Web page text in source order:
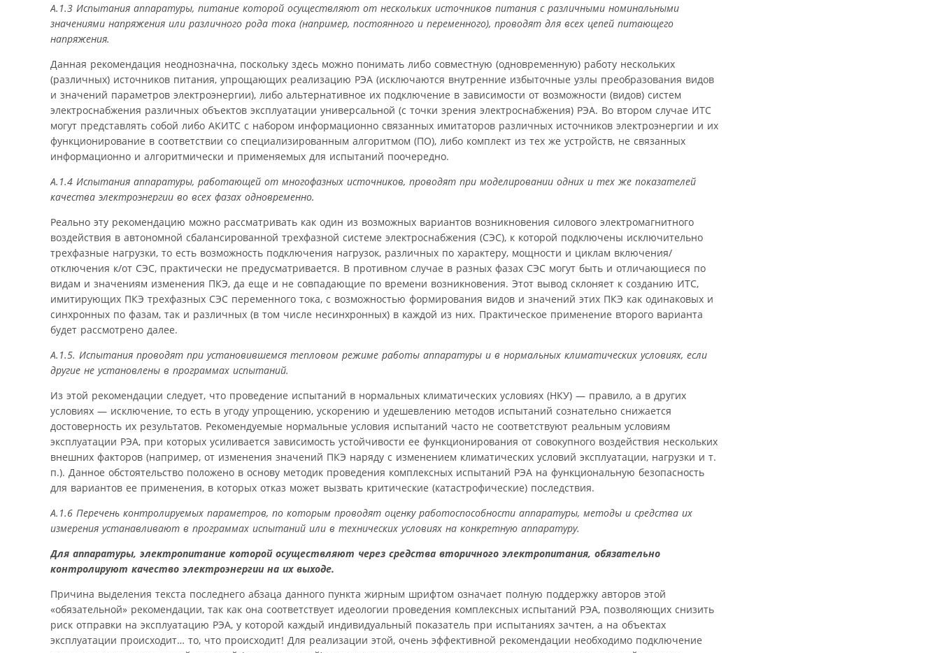
А.1.3 Испытания аппаратуры, питание которой осуществляют от нескольких источников питания с различными номинальными
значениями напряжения или различного рода тока (например, постоянного и переменного), проводят для всех цепей питающего
напряжения.
Данная рекомендация неоднозначна, поскольку здесь можно понимать либо совместную (одновременную) работу нескольких
(различных) источников питания, упрощающих реализацию РЭА (исключаются внутренние избыточные узлы преобразования видов
и значений параметров электроэнергии), либо альтернативное их подключение в зависимости от возможности (видов) систем
электроснабжения различных объектов эксплуатации универсальной (с точки зрения электроснабжения) РЭА. Во втором случае ИТС
могут представлять собой либо АКИТС с набором информационно связанных имитаторов различных источников электроэнергии и их
функционирование в соответствии со специализированным алгоритмом (ПО), либо комплект из тех же устройств, не связанных
информационно и алгоритмически и применяемых для испытаний поочередно.
А.1.4 Испытания аппаратуры, работающей от многофазных источников, проводят при моделировании одних и тех же показателей
качества электроэнергии во всех фазах одновременно.
Реально эту рекомендацию можно рассматривать как один из возможных вариантов возникновения силового электромагнитного
воздействия в автономной сбалансированной трехфазной системе электроснабжения (СЭС), к которой подключены исключительно
трехфазные нагрузки, то есть возможность подключения нагрузок, различных по характеру, мощности и циклам включения/
отключения к/от СЭС, практически не предусматривается. В противном случае в разных фазах СЭС могут быть и отличающиеся по
видам и значениям изменения ПКЭ, да еще и не совпадающие по времени возникновения. Этот вывод склоняет к созданию ИТС,
имитирующих ПКЭ трехфазных СЭС переменного тока, с возможностью формирования видов и значений этих ПКЭ как одинаковых и
синхронных по фазам, так и различных (в том числе несинхронных) в каждой из них. Практическое применение второго варианта
будет рассмотрено далее.
А.1.5. Испытания проводят при установившемся тепловом режиме работы аппаратуры и в нормальных климатических условиях, если
другие не установлены в программах испытаний.
Из этой рекомендации следует, что проведение испытаний в нормальных климатических условиях (НКУ) — правило, а в других
условиях — исключение, то есть в угоду упрощению, ускорению и удешевлению методов испытаний сознательно снижается
достоверность их результатов. Рекомендуемые нормальные условия испытаний часто не соответствуют реальным условиям
эксплуатации РЭА, при которых усиливается зависимость устойчивости ее функционирования от совокупного воздействия нескольких
внешних факторов (например, от изменения значений ПКЭ наряду с изменением климатических условий эксплуатации, нагрузки и т.
п.). Данное обстоятельство положено в основу методик проведения комплексных испытаний РЭА на функциональную безопасность
для вариантов ее применения, в которых отказ может вызвать критические (катастрофические) последствия.
А.1.6 Перечень контролируемых параметров, по которым проводят оценку работоспособности аппаратуры, методы и средства их
измерения устанавливают в программах испытаний или в технических условиях на конкретную аппаратуру.
Для аппаратуры, электропитание которой осуществляют через средства вторичного электропитания, обязательно
контролируют качество электроэнергии на их выходе.
Причина выделения текста последнего абзаца данного пункта жирным шрифтом означает полную поддержку авторов этой
«обязательной» рекомендации, так как она соответствует идеологии проведения комплексных испытаний РЭА, позволяющих снизить
риск отправки на эксплуатацию РЭА, у которой каждый индивидуальный показатель при испытаниях зачтен, а на объектах
эксплуатации происходит… то, что происходит! Для реализации этой, очень эффективной рекомендации необходимо подключение